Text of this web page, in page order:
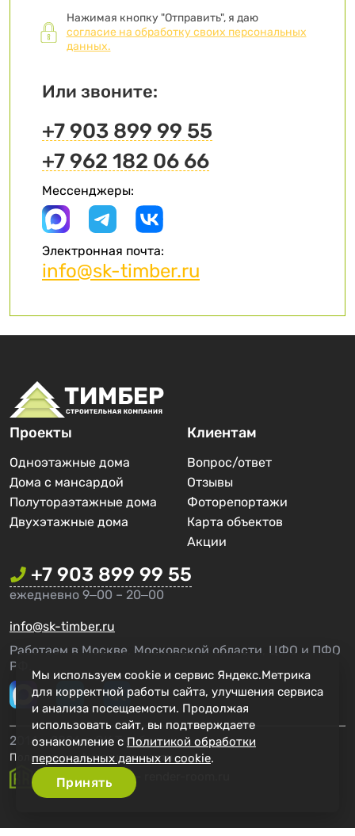
Нажимая кнопку "Отправить", я даю
согласие на обработку своих персональных
данных.
Или звоните:
+7 903 899 99 55
+7 962 182 06 66
Мессенджеры:
Электронная почта:
info@sk-timber.ru
Мы используем cookie и сервис Яндекс.Метрика
для корректной работы сайта, улучшения сервиса
и анализа посещаемости. Продолжая
использовать сайт, вы подтверждаете
ознакомление с Политикой обработки
персональных данных и cookie.
Принять
Проекты
Одноэтажные дома
Дома с мансардой
Полутораэтажные дома
Двухэтажные дома
Клиентам
Вопрос/ответ
Отзывы
Фоторепортажи
Карта объектов
Акции
+7 903 899 99 55
ежедневно 9‒00 – 20‒00
info@sk-timber.ru
Работаем в Москве, Московской области, ЦФО и ПФО
РФ.
2014 - 2026 г. СК Тимбер
Политика конфиденциальности
Создание сайта - render-room.ru